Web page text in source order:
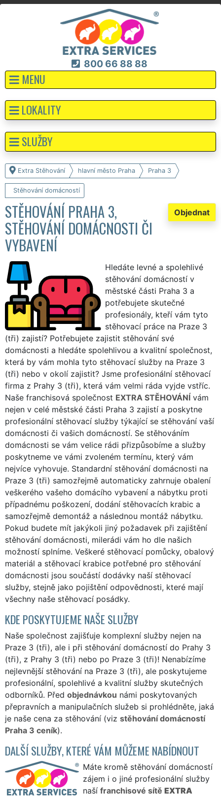
800 66 88 88
MENU
Extra Stěhování hlavní město Praha Praha 3
Stěhování domácností
Objednat
STĚHOVÁNÍ PRAHA 3,
STĚHOVÁNÍ DOMÁCNOSTI ČI
VYBAVENÍ
Hledáte levné a spolehlivé
stěhování domácností v
městské části Praha 3 a
potřebujete skutečné
profesionály, kteří vám tyto
stěhovací práce na Praze 3
(tři) zajistí? Potřebujete zajistit stěhování své
domácnosti a hledáte spolehlivou a kvalitní společnost,
která by vám mohla tyto stěhovací služby na Praze 3
(tři) nebo v okolí zajistit? Jsme profesionální stěhovací
firma z Prahy 3 (tři), která vám velmi ráda vyjde vstříc.
Naše franchisová společnost EXTRA STĚHOVÁNÍ vám
nejen v celé městské části Praha 3 zajistí a poskytne
profesionální stěhovací služby týkající se stěhování vaší
domácnosti či vašich domácností. Se stěhováním
domácnosti se vám velice rádi přizpůsobíme a služby
poskytneme ve vámi zvoleném termínu, který vám
nejvíce vyhovuje. Standardní stěhování domácnosti na
Praze 3 (tři) samozřejmě automaticky zahrnuje obalení
veškerého vašeho domácího vybavení a nábytku proti
případnému poškození, dodání stěhovacích krabic a
samozřejmě demontáž a následnou montáž nábytku.
Pokud budete mít jakýkoli jiný požadavek při zajištění
stěhování domácnosti, milerádi vám ho dle našich
možností splníme. Veškeré stěhovací pomůcky, obalový
materiál a stěhovací krabice potřebné pro stěhování
domácnosti jsou součástí dodávky naší stěhovací
služby, stejně jako pojištění odpovědnosti, které mají
všechny naše stěhovací posádky.
KDE POSKYTUJEME NAŠE SLUŽBY
Naše společnost zajišťuje komplexní služby nejen na
Praze 3 (tři), ale i při stěhování domácností do Prahy 3
(tři), z Prahy 3 (tři) nebo po Praze 3 (tři)! Nenabízíme
nejlevnější stěhování na Praze 3 (tři), ale poskytujeme
profesionální, spolehlivé a kvalitní služby skutečných
odborníků. Před objednávkou námi poskytovaných
přepravních a manipulačních služeb si prohlédněte, jaká
je naše cena za stěhování (viz stěhování domácností
Praha 3 ceník).
DALŠÍ SLUŽBY, KTERÉ VÁM MŮŽEME NABÍDNOUT
Máte kromě stěhování domácností
zájem i o jiné profesionální služby
naší franchisové sítě EXTRA
LOKALITY
SLUŽBY